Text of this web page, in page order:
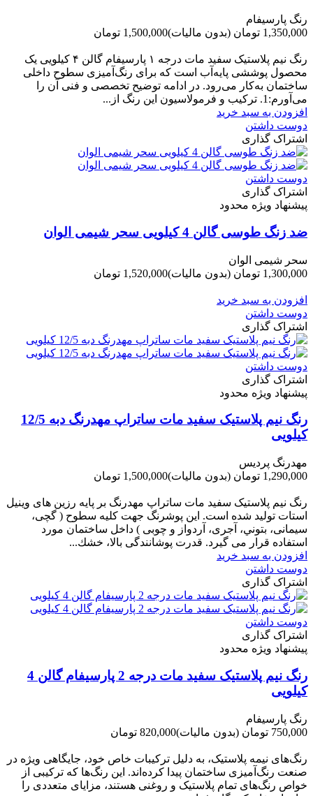
رنگ پارسیفام
1,350,000 تومان
(بدون مالیات)1,500,000 تومان
رنگ نیم‌ پلاستیک سفید مات درجه ۱ پارسیفام گالن ۴ کیلویی یک
محصول پوششی پایه‌آب است که برای رنگ‌آمیزی سطوح داخلی
ساختمان به‌کار می‌رود. در ادامه توضیح تخصصی و فنی آن را
می‌آورم:1. ترکیب و فرمولاسیون این رنگ از...
افزودن به سبد خرید
دوست داشتن
اشتراک گذاری
دوست داشتن
اشتراک گذاری
پیشنهاد ویژه محدود
ضد زنگ طوسی گالن 4 کیلویی سحر شیمی الوان
سحر شیمی الوان
1,300,000 تومان
(بدون مالیات)1,520,000 تومان
افزودن به سبد خرید
دوست داشتن
اشتراک گذاری
دوست داشتن
اشتراک گذاری
پیشنهاد ویژه محدود
رنگ نیم پلاستیک سفید مات ساتراپ مهدرنگ دبه 12/5
کیلویی
مهدرنگ پردیس
1,290,000 تومان
(بدون مالیات)1,500,000 تومان
رنگ نیم پلاستیک سفید مات ساتراپ مهدرنگ بر پایه رزین های وینیل
استات تولید شده است. این پوشرنگ جهت کلیه سطوح ( گچی،
سیمانی، بتوني، آجری، آردواز و چوبی ) داخل ساختمان مورد
استفاده قرار می گیرد. قدرت پوشانندگی بالا، خشك...
افزودن به سبد خرید
دوست داشتن
اشتراک گذاری
دوست داشتن
اشتراک گذاری
پیشنهاد ویژه محدود
رنگ نیم پلاستیک سفید مات درجه 2 پارسیفام گالن 4
کیلویی
رنگ پارسیفام
750,000 تومان
(بدون مالیات)820,000 تومان
رنگ‌های نیمه پلاستیک، به دلیل ترکیبات خاص خود، جایگاهی ویژه در
صنعت رنگ‌آمیزی ساختمان پیدا کرده‌اند. این رنگ‌ها که ترکیبی از
خواص رنگ‌های تمام پلاستیک و روغنی هستند، مزایای متعددی را